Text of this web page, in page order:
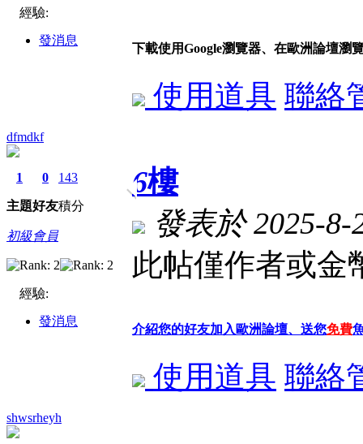
經驗:
發消息
下載使用Google瀏覽器、在歐洲論壇瀏
使用道具 聯絡
dfmdkf
1
主題
0
好友
143
積分
初級會員
經驗:
發消息
6樓
發表於 2025-8-
此帖僅作者或金
介紹您的好友加入歐洲論壇、送您免費
使用道具 聯絡
shwsrheyh